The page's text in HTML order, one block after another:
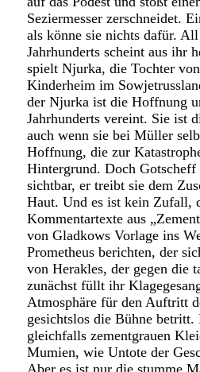
Seziermesser zerschneidet.
als könne sie nichts dafür.
Jahrhunderts scheint aus ihr
spielt Njurka, die Tochter
Kinderheim im
der Njurka ist die Hoffnung
Jahrhunderts vereint. Sie ist
auch wenn sie bei Müller
Hoffnung, die zur
Hintergrund. Doch
sichtbar, er treibt sie dem
Haut. Und es ist kein Zufall,
Kommentartexte aus
von Gladkows Vorlage ins
Prometheus berichten, der
von Herakles, der gegen die
zunächst füllt ihr
Atmosphäre für den Auftritt
gesichtslos die Bühne
gleichfalls zementgrauen
Mumien, wie Untote der
Aber es ist nur die stumme